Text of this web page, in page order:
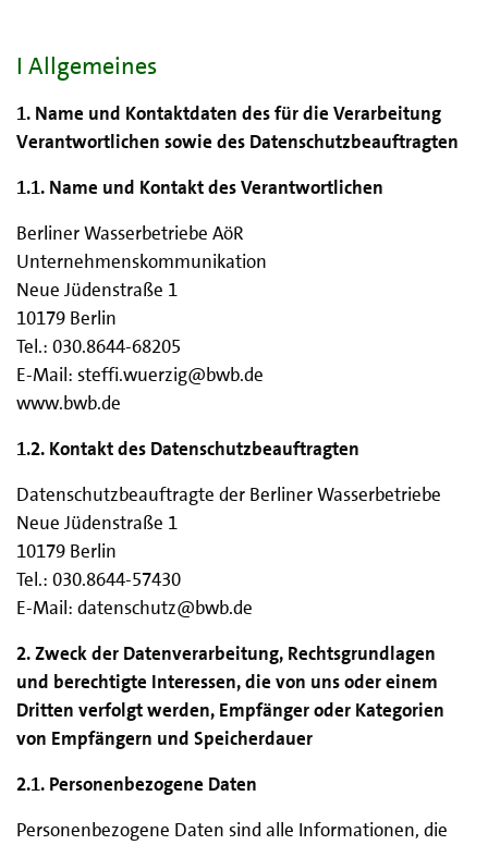
I Allgemeines
1. Name und Kontaktdaten des für die Verarbeitung
Verantwortlichen sowie des Datenschutzbeauftragten
1.1. Name und Kontakt des Verantwortlichen
Berliner Wasserbetriebe AöR
Unternehmenskommunikation
Neue Jüdenstraße 1
10179 Berlin
Tel.: 030.8644-68205
E-Mail: steffi.wuerzig@bwb.de
www.bwb.de
1.2. Kontakt des Datenschutzbeauftragten
Datenschutzbeauftragte der Berliner Wasserbetriebe
Neue Jüdenstraße 1
10179 Berlin
Tel.: 030.8644-57430
E-Mail: datenschutz@bwb.de
2. Zweck der Datenverarbeitung, Rechtsgrundlagen
und berechtigte Interessen, die von uns oder einem
Dritten verfolgt werden, Empfänger oder Kategorien
von Empfängern und Speicherdauer
2.1. Personenbezogene Daten
Personenbezogene Daten sind alle Informationen, die